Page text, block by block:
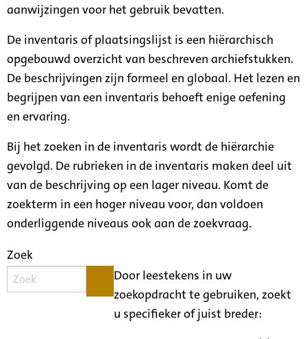
aanwijzingen voor het gebruik bevatten.
De inventaris of plaatsingslijst is een hiërarchisch
opgebouwd overzicht van beschreven archiefstukken.
De beschrijvingen zijn formeel en globaal. Het lezen en
begrijpen van een inventaris behoeft enige oefening
en ervaring.
Bij het zoeken in de inventaris wordt de hiërarchie
gevolgd. De rubrieken in de inventaris maken deel uit
van de beschrijving op een lager niveau. Komt de
zoekterm in een hoger niveau voor, dan voldoen
onderliggende niveaus ook aan de zoekvraag.
Zoek
Door leestekens in uw
zoekopdracht te gebruiken, zoekt
u specifieker of juist breder: